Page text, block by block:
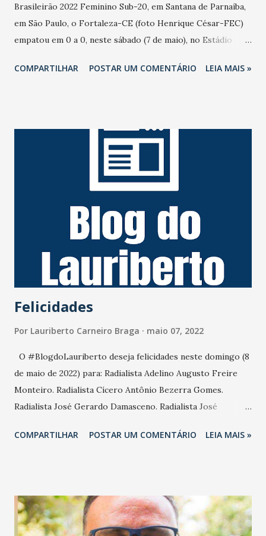
Brasileirão 2022 Feminino Sub-20, em Santana de Parnaíba,
em São Paulo, o Fortaleza-CE (foto Henrique César-FEC)
empatou em 0 a 0, neste sábado (7 de maio), no Estádio
A partida foi marcada por ser bastante física, com muitas
por Aninha e Janyele. Com boas chances para ambas as
equipes, o destaque da partida ficou para a nossa goleira
Dayane, que foi fundamental para a manutenção do
resultado e fez ótimas defesas durante a partida. O
Fortaleza empatou com: Dayane. Taynara. Clarissa. Eduarda
(Letícia). Rebeca. Taysa (amarelo). Janyele. Akhemi. Evelyn.
Bárbara. Aninha. O Fortaleza-CE encerra a fase na liderança
ao lado da Ferroviária-Araraquara-SP, cada um com 7
pontos. O Atlético-MG tem 3 pontos. O Vasco-RJ, 0 pont...
COMPARTILHAR POSTAR UM COMENTÁRIO LEIA MAIS »
Felicidades
Por Lauriberto Carneiro Braga maio 07, 2022
O #BlogdoLauriberto deseja felicidades neste domingo (8
de maio de 2022) para: Radialista Adelino Augusto Freire
Monteiro. Radialista Cícero Antônio Bezerra Gomes.
Radialista José Gerardo Damasceno. Radialista José
Bezerra Tubarão. Radialista Marcos Antônio Mesquita
César. Terezinha Holanda Machado. José Eudimário
Bezerra. Lucca Moraes. Auricélia Queirós. Rodrigo
COMPARTILHAR POSTAR UM COMENTÁRIO LEIA MAIS »